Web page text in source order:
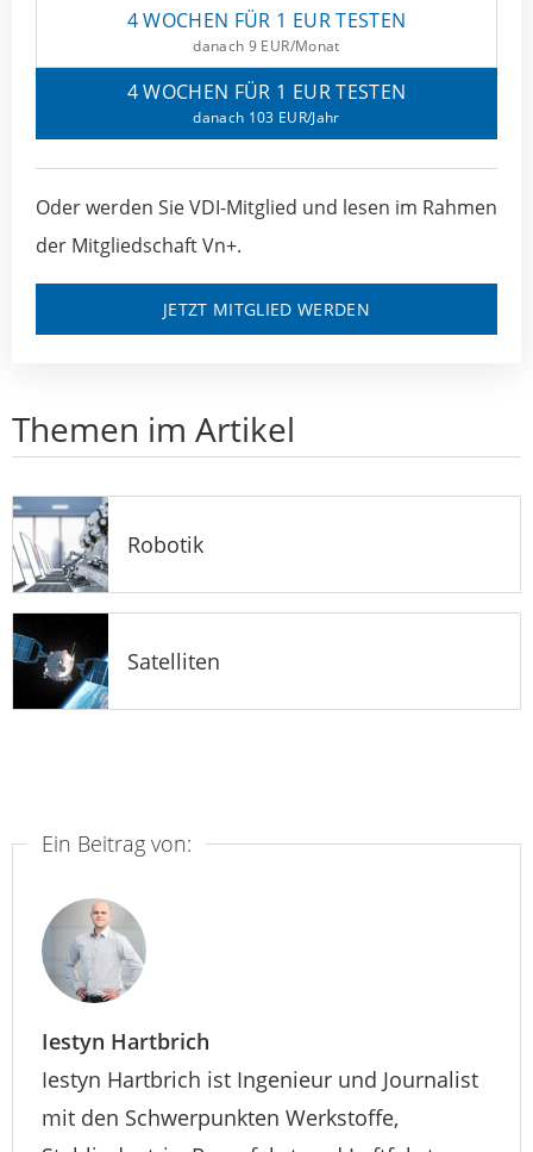
4 WOCHEN FÜR 1 EUR TESTEN
danach 9 EUR/Monat
4 WOCHEN FÜR 1 EUR TESTEN
danach 103 EUR/Jahr
Oder werden Sie VDI-Mitglied und lesen im Rahmen
der Mitgliedschaft Vn+.
JETZT MITGLIED WERDEN
Themen im Artikel
Robotik
Satelliten
Ein Beitrag von:
Iestyn Hartbrich
Iestyn Hartbrich ist Ingenieur und Journalist
mit den Schwerpunkten Werkstoffe,